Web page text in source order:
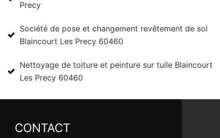
Precy
Société de pose et changement revêtement de sol
Blaincourt Les Precy 60460
Nettoyage de toiture et peinture sur tuile Blaincourt
Les Precy 60460
CONTACT